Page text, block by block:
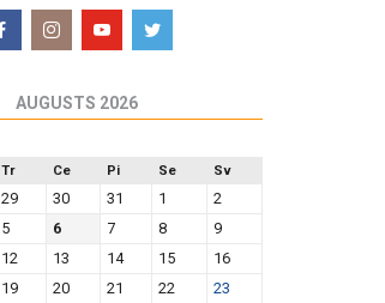
AUGUSTS 2026
Tr Ce Pi Se Sv
29 30 31 1
2
5 6 7 8
9
12 13 14 15
16
19 20 21 22
23